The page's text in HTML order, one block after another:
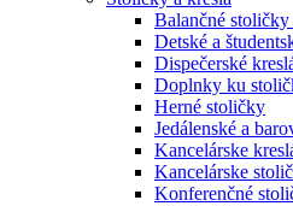
Balančné stoličky
Detské a
Dispečerské
Doplnky ku
Herné stoličky
Jedálenské a
Kancelárske
Kancelárske
Konferenčné